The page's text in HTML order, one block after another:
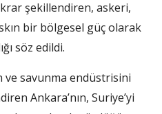
şekillendiren, askeri,
bir bölgesel güç olarak
söz edildi.
ve savunma endüstrisini
Ankara’nın, Suriye’yi